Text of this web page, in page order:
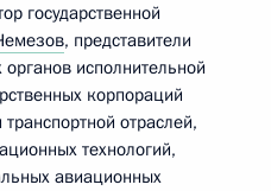
государственной
, представители
исполнительной
корпораций
отраслей,
технологий,
авиационных